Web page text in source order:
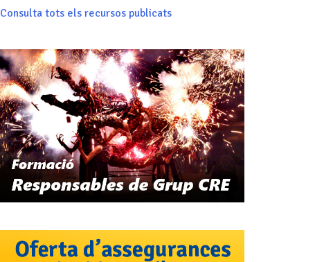
Consulta tots els recursos publicats